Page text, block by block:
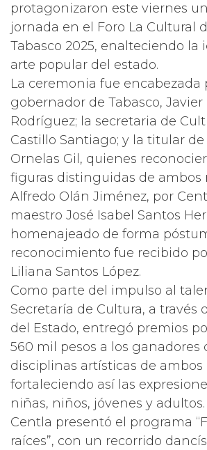
protagonizaron este viernes
jornada en el Foro La Cultural
Tabasco 2025, enalteciendo la
arte popular del estado.
La ceremonia fue encabezada
gobernador de Tabasco, Javier
Rodríguez; la secretaria de
Castillo Santiago; y la titular de
Ornelas Gil, quienes
figuras distinguidas de ambos
Alfredo Olán Jiménez, por
maestro José Isabel Santos
homenajeado de forma
reconocimiento fue recibido
Liliana Santos López.
Como parte del impulso al
Secretaría de Cultura, a través
del Estado, entregó premios
560 mil pesos a los ganadores
disciplinas artísticas de
fortaleciendo así las
niñas, niños, jóvenes y adultos.
Centla presentó el programa
raíces”, con un recorrido